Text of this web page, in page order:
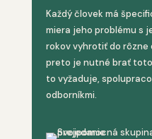
Každý človek má
miera jeho problému s
rokov vyhrotiť do rôzne
preto je nutné brať
to vyžaduje,
odborníkmi.